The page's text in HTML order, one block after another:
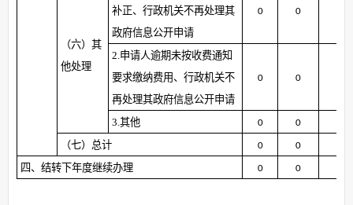
（六）其
他处理
补正、行政机关不再处理其
政府信息公开申请
0 0
2.申请人逾期未按收费通知
要求缴纳费用、行政机关不
再处理其政府信息公开申请
0 0
3.其他 0 0
（七）总计 0 0
四、结转下年度继续办理 0 0